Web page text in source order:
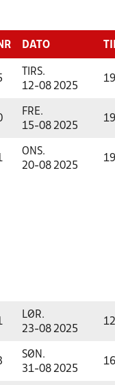
DATO
TIRS.
12-08 2025
FRE.
15-08 2025
ONS.
20-08 2025
LØR.
23-08 2025
SØN.
31-08 2025